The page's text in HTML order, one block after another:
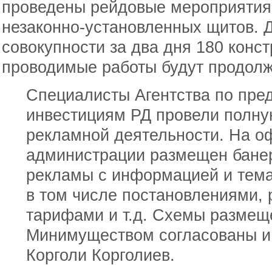
проведены рейдовые
незаконно-установленных щитов.
совокупности за два дня 180
проводимые работы будут
Специалисты Агентства по
инвестициям РД провели
рекламной деятельности. На
администрации размещен
рекламы с информацией и
в том числе
тарифами и т.д. Схемы
Минимуществом согласованы
Корголи Корголиев.